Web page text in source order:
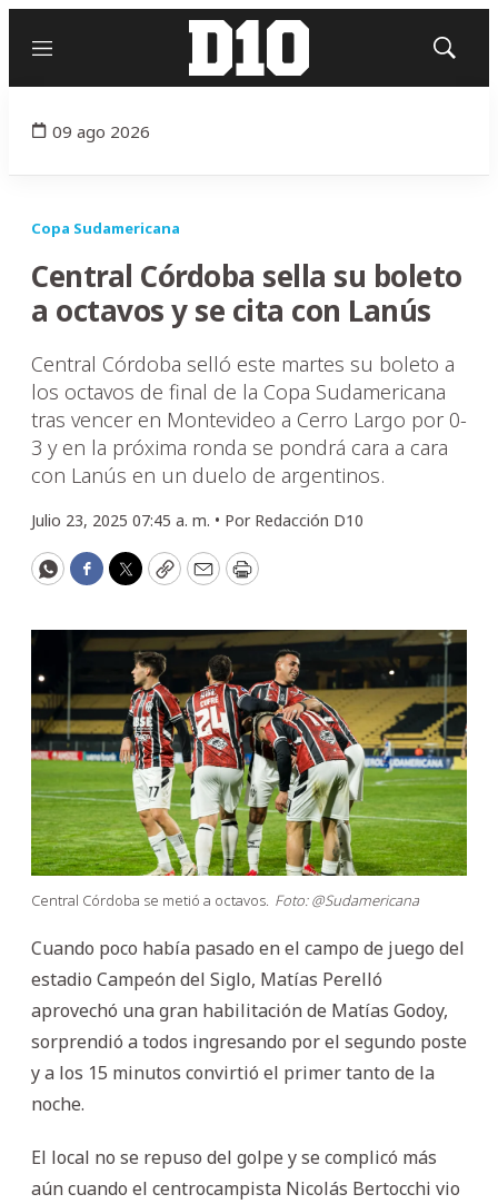
Menú
Mostrar
09 ago 2026
Copa Sudamericana
Central Córdoba sella su boleto
a octavos y se cita con Lanús
Central Córdoba selló este martes su boleto a
los octavos de final de la Copa Sudamericana
tras vencer en Montevideo a Cerro Largo por 0-
3 y en la próxima ronda se pondrá cara a cara
con Lanús en un duelo de argentinos.
Julio 23, 2025 07:45 a. m. • Por Redacción D10
WhatsApp
Facebook
Twitter
CopyEmailPrint
Central Córdoba se metió a octavos. Foto: @Sudamericana
Cuando poco había pasado en el campo de juego del
estadio Campeón del Siglo, Matías Perelló
aprovechó una gran habilitación de Matías Godoy,
sorprendió a todos ingresando por el segundo poste
y a los 15 minutos convirtió el primer tanto de la
noche.
El local no se repuso del golpe y se complicó más
aún cuando el centrocampista Nicolás Bertocchi vio